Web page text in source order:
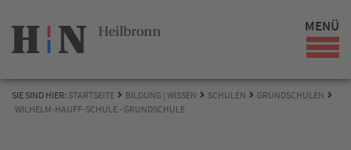
MENÜ
SIE SIND HIER: STARTSEITE BILDUNG | WISSEN SCHULEN
GRUNDSCHULEN
WILHELM-HAUFF-SCHULE - GRUNDSCHULE